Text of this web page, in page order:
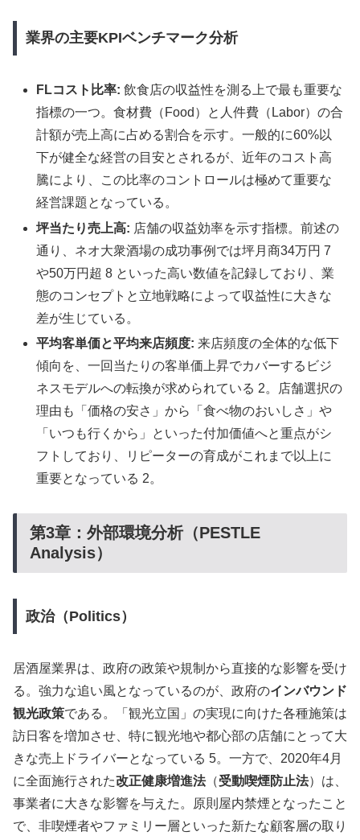
業界の主要KPIベンチマーク分析
FLコスト比率: 飲食店の収益性を測る上で最も重要な
指標の一つ。食材費（Food）と人件費（Labor）の合
計額が売上高に占める割合を示す。一般的に60%以
下が健全な経営の目安とされるが、近年のコスト高
騰により、この比率のコントロールは極めて重要な
経営課題となっている。
坪当たり売上高: 店舗の収益効率を示す指標。前述の
通り、ネオ大衆酒場の成功事例では坪月商34万円 7
や50万円超 8 といった高い数値を記録しており、業
態のコンセプトと立地戦略によって収益性に大きな
差が生じている。
平均客単価と平均来店頻度: 来店頻度の全体的な低下
傾向を、一回当たりの客単価上昇でカバーするビジ
ネスモデルへの転換が求められている 2。店舗選択の
理由も「価格の安さ」から「食べ物のおいしさ」や
「いつも行くから」といった付加価値へと重点がシ
フトしており、リピーターの育成がこれまで以上に
重要となっている 2。
第3章：外部環境分析（PESTLE
Analysis）
政治（Politics）
居酒屋業界は、政府の政策や規制から直接的な影響を受け
る。強力な追い風となっているのが、政府のインバウンド
観光政策である。「観光立国」の実現に向けた各種施策は
訪日客を増加させ、特に観光地や都心部の店舗にとって大
きな売上ドライバーとなっている 5。一方で、2020年4月
に全面施行された改正健康増進法（受動喫煙防止法）は、
事業者に大きな影響を与えた。原則屋内禁煙となったこと
で、非喫煙者やファミリー層といった新たな顧客層の取り